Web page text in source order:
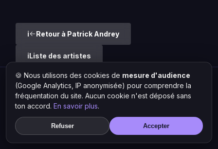
Retour à Patrick Andrey
Liste des artistes
Hit Lokal·L'actu rap & musique urbaine
© 2026 — Tous droits réservés ·Mentions légales· Gérer les
cookies
🍪 Nous utilisons des cookies de mesure d'audience
(Google Analytics, IP anonymisée) pour comprendre la
fréquentation du site. Aucun cookie n'est déposé sans
ton accord. En savoir plus.
Refuser Accepter